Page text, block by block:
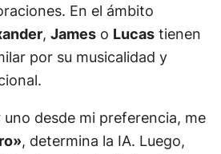
En el ámbito
, Jameso Lucastienen
por su musicalidad y
uno desde mi preferencia, me
, determina la IA. Luego,